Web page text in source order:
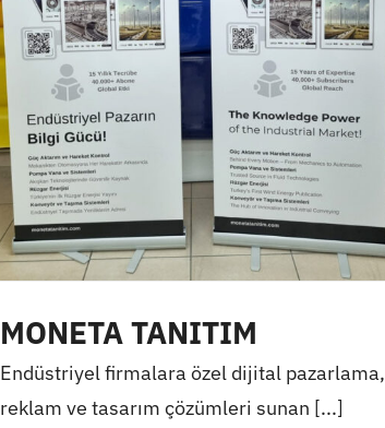
MONETA TANITIM
Endüstriyel firmalara özel dijital pazarlama,
reklam ve tasarım çözümleri sunan [...]